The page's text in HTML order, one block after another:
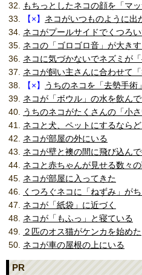
もちっとしたネコの顔を「マ
【×】 ネコがいつものように出
ネコがプールサイドでくつろ
ネコの「ゴロゴロ音」が大き
ネコに気づかないでネズミが
ネコが飼い主さんに合わせて
【×】
うちのネコを「去勢手術
ネコが「ボウル」の水を飲ん
うちのネコがたくさんの「小
ネコと犬、ペットにするなら
ネコが部屋の外にいる
ネコが壁と襖の間に飛び込ん
ネコと赤ちゃんが見せる数々
ネコが部屋に入ってきた
くつろぐネコに「ねずみ」が
ネコが「紙袋」に近づく
ネコが「もふっ」と寝ている
２匹のオス猫がケンカを始めた
ネコが車の屋根の上にいる
PR